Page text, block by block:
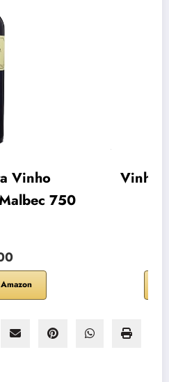
Vinho
750
Vinho